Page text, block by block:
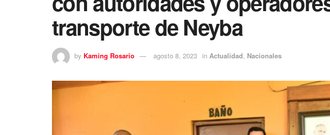
transporte de Neyba
by Kaming Rosario agosto 8, 2023 in Actualidad, Nacionales